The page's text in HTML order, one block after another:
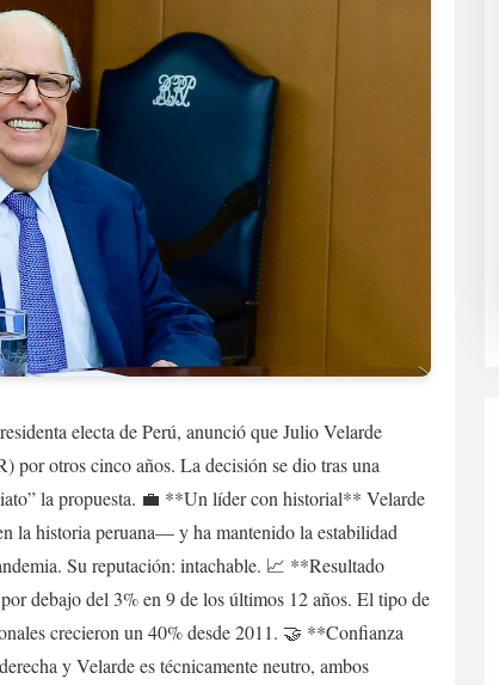
electa de Perú, anunció que Julio Velarde
por otros cinco años. La decisión se dio tras una
la propuesta. 💼 **Un líder con historial** Velarde
la historia peruana— y ha mantenido la estabilidad
Su reputación: intachable. 📈 **Resultado
debajo del 3% en 9 de los últimos 12 años. El tipo de
crecieron un 40% desde 2011. 🤝 **Confianza
y Velarde es técnicamente neutro, ambos